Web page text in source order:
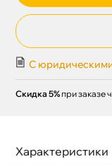
С
Скидка 5% при заказе
Характеристики